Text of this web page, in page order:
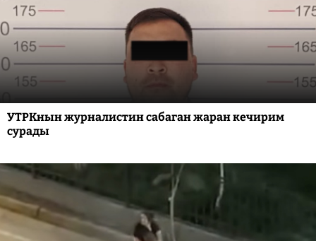
УТРКнын журналистин сабаган жаран кечирим
сурады